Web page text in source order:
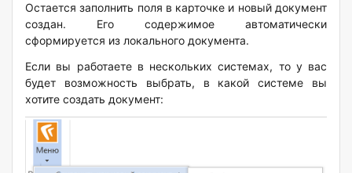
Остается заполнить поля в карточке и новый документ
создан. Его содержимое автоматически
сформируется из локального документа.
Если вы работаете в нескольких системах, то у вас
будет возможность выбрать, в какой системе вы
хотите создать документ: